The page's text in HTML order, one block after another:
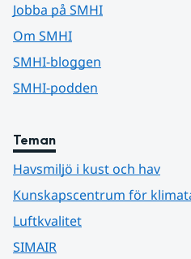
Jobba på SMHI
Om SMHI
SMHI-bloggen
SMHI-podden
Teman
Havsmiljö i kust och hav
Kunskapscentrum för
Luftkvalitet
SIMAIR